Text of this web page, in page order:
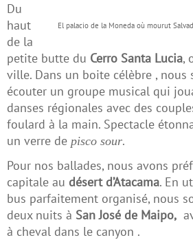
El palacio de la Moneda où mourut
Du
haut
de la
petite butte du Cerro Santa Lucia,
ville. Dans un boite célèbre , nous
écouter un groupe musical qui
danses régionales avec des
foulard à la main. Spectacle
un verre de pisco sour.
Pour nos ballades, nous avons
capitale au désert d’Atacama. En
bus parfaitement organisé, nous
deux nuits à San José de Maipo,
à cheval dans le canyon .